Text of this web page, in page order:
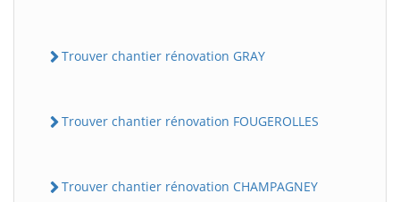
Trouver chantier rénovation GRAY
Trouver chantier rénovation FOUGEROLLES
Trouver chantier rénovation CHAMPAGNEY